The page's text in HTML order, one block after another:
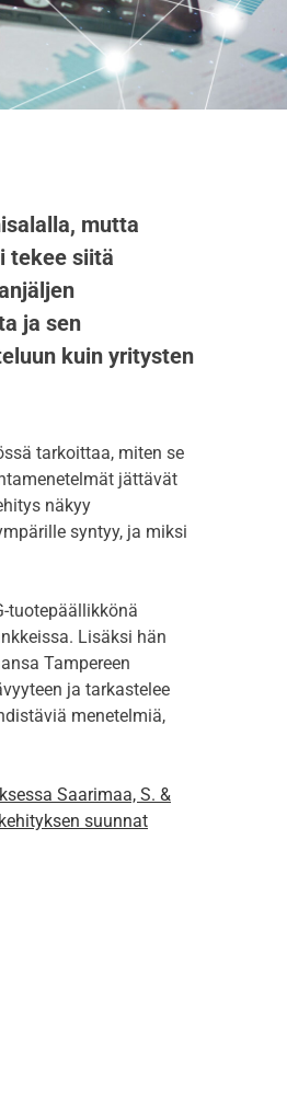
mutta
tekee siitä
ja sen
kuin yritysten
tarkoittaa, miten se
jättävät
näkyy
syntyy, ja miksi
tuotepäällikkönä
Lisäksi hän
Tampereen
ja tarkastelee
menetelmiä,
Saarimaa, S. &
suunnat